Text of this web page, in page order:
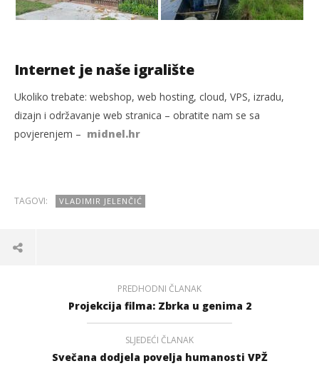
Internet je naše igralište
Ukoliko trebate: webshop, web hosting, cloud, VPS, izradu,
dizajn i održavanje web stranica – obratite nam se sa
povjerenjem – midnel.hr
TAGOVI: VLADIMIR JELENČIĆ
PREDHODNI ČLANAK
Projekcija filma: Zbrka u genima 2
SLJEDEĆI ČLANAK
Svečana dodjela povelja humanosti VPŽ